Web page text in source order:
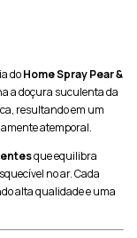
doHome Spray Pear &
a doçura suculenta da
resultando em um
atemporal.
que equilibra
no ar. Cada
alta qualidade e uma